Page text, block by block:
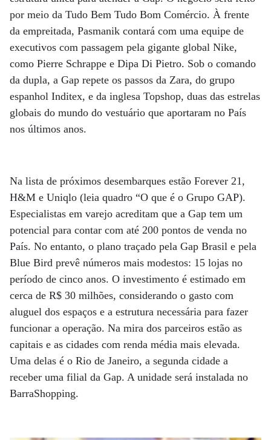
por meio da Tudo Bem Tudo Bom Comércio. À frente
da empreitada, Pasmanik contará com uma equipe de
executivos com passagem pela gigante global Nike,
como Pierre Schrappe e Dipa Di Pietro. Sob o comando
da dupla, a Gap repete os passos da Zara, do grupo
espanhol Inditex, e da inglesa Topshop, duas das estrelas
globais do mundo do vestuário que aportaram no País
nos últimos anos.
Na lista de próximos desembarques estão Forever 21,
H&M e Uniqlo (leia quadro “O que é o Grupo GAP).
Especialistas em varejo acreditam que a Gap tem um
potencial para contar com até 200 pontos de venda no
País. No entanto, o plano traçado pela Gap Brasil e pela
Blue Bird prevê números mais modestos: 15 lojas no
período de cinco anos. O investimento é estimado em
cerca de R$ 30 milhões, considerando o gasto com
aluguel dos espaços e a estrutura necessária para fazer
funcionar a operação. Na mira dos parceiros estão as
capitais e as cidades com renda média mais elevada.
Uma delas é o Rio de Janeiro, a segunda cidade a
receber uma filial da Gap. A unidade será instalada no
BarraShopping.